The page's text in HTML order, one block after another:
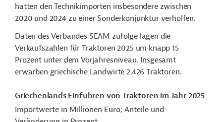
hatten den Technikimporten insbesondere zwischen
2020 und 2024 zu einer Sonderkonjunktur verholfen.
Daten des Verbandes SEAM zufolge lagen die
Verkaufszahlen für Traktoren 2025 um knapp 15
Prozent unter dem Vorjahresniveau. Insgesamt
erwarben griechische Landwirte 2.426 Traktoren.
Griechenlands Einfuhren von Traktoren im Jahr 2025
Importwerte in Millionen Euro; Anteile und